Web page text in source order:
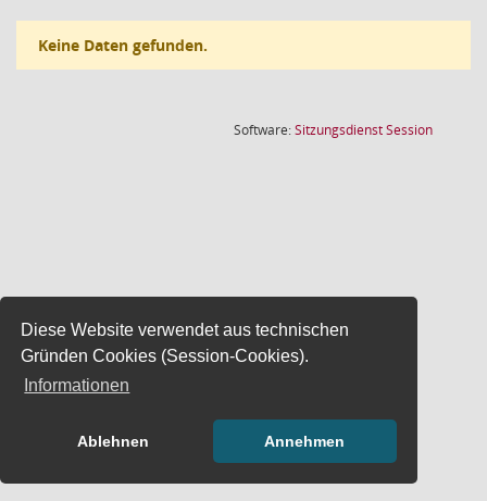
Diese Website verwendet aus technischen
Gründen Cookies (Session-Cookies).
Informationen
Ablehnen Annehmen
Keine Daten gefunden.
Software:SitzungsdienstSession(Wird in